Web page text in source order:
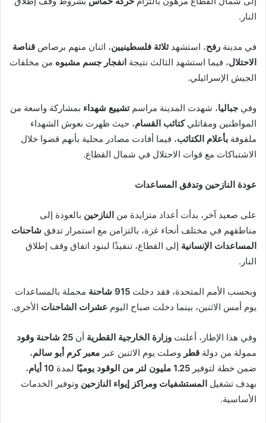
النار.
في مدينة رفح، استشهدثلاثة فلسطينيين، اثنان منهم برصاص قناصة
الاحتلال، فيما استشهد الثالث نتيجة انفجار جسم مشبوه من مخلفات
الجيش الإسرائيلي.
وفي جباليا، شهدت المدينة مراسمتشييع شهداء بمشاركة واسعة من
المواطنين ومقاتليكتائب القسام، حيث ظهرت نعوش الشهداء
ملفوفة بأعلام الكتائب، فيما أفادت مصادر محلية بأنهم قضوا خلال
الاشتباكات مع قوات الاحتلال في شمال القطاع.
عودة النازحين وتدفق المساعدات
على صعيد آخر، بدأت أعداد متزايدة من النازحين بالعودة إلى
مناطقهم في مختلف أنحاء غزة، بالتزامن مع استمرار تدفق شاحنات
المساعدات الإنسانية إلى القطاع، تنفيذًا لبنود اتفاق وقف إطلاق
النار.
وبحسب الأمم المتحدة، فقد دخلت 915 شاحنة
محملة بالمساعدات
يوم أمس الاثنين، بينما دخلت صباح اليوم عشرات الشاحنات الأخرى.
وفي هذا الإطار، أعلنت وزارة الخارجية القطرية أن 25 شاحنة وقود
ممولة من دولة قطر وصلت يوم الاثنين عبر معبر كرم أبو سالم،
ضمن خطة لتوفير 1.25 مليون لتر من الوقود يوميًا لمدة 10 أيام
،
بهدف تشغيل المستشفيات ومراكز إيواء النازحين وتوفير الخدمات
الأساسية.